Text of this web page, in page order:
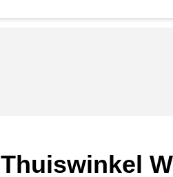
Thuiswinkel